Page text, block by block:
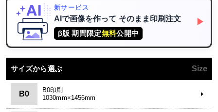
新サービス
AIで画像を作って そのまま印刷注文
β版 期間限定無料公開中
▶
サイズから選ぶ Size
B0
B0印刷
1030mm×1456mm